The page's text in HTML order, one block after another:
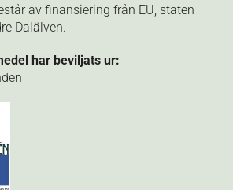
av finansiering från EU, staten
Dalälven.
har beviljats ur: